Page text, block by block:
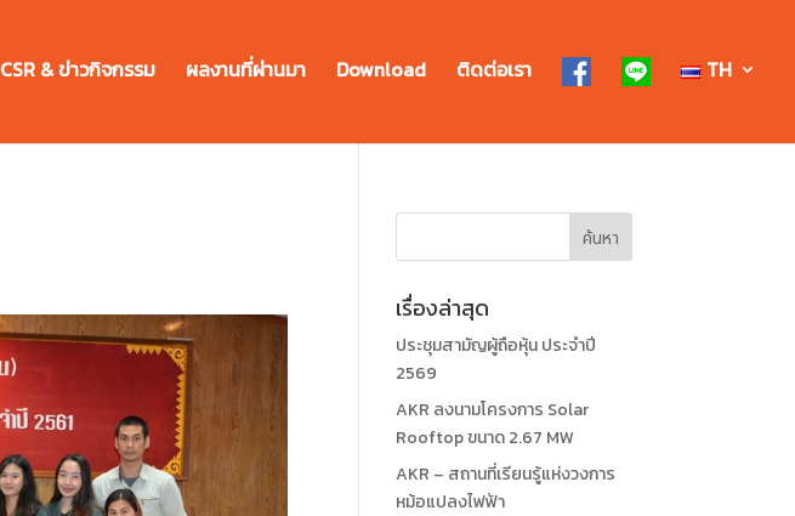
CSR & ข่าวกิจกรรม ผลงานที่ผ่านมา Download ติดต่อเรา TH
เรื่องล่าสุด
ประชุมสามัญผู้ถือหุ้น ประจำปี
2569
AKR ลงนามโครงการ Solar
Rooftop ขนาด 2.67 MW
AKR – สถานที่เรียนรู้แห่งวงการ
หม้อแปลงไฟฟ้า